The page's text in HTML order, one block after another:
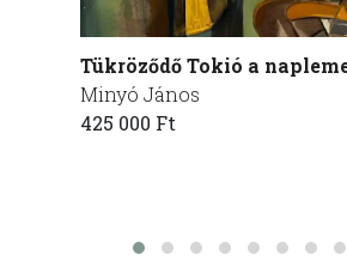
Tükröződő Tokió a
Minyó János
425 000 Ft